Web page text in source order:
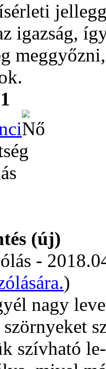
igazság,
(új)
-
)
nagy
szívható